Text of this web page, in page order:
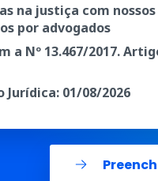
na justiça com nossos
por advogados
a Nº 13.467/2017.
Jurídica: 01/08/2026